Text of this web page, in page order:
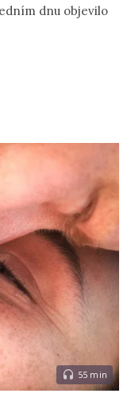
dnu objevilo
55 min